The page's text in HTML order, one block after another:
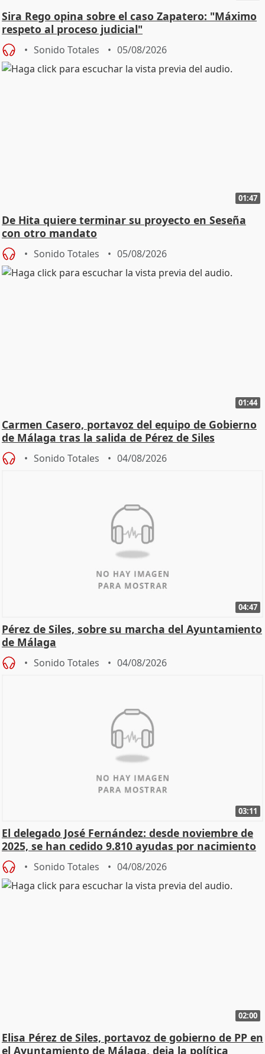
Sira Rego opina sobre el caso Zapatero: "Máximo
respeto al proceso judicial"
Sonido Totales 05/08/2026
01:47
De Hita quiere terminar su proyecto en Seseña
con otro mandato
Sonido Totales 05/08/2026
01:44
Carmen Casero, portavoz del equipo de Gobierno
de Málaga tras la salida de Pérez de Siles
Sonido Totales 04/08/2026
04:47
Pérez de Siles, sobre su marcha del Ayuntamiento
de Málaga
Sonido Totales 04/08/2026
03:11
El delegado José Fernández: desde noviembre de
2025, se han cedido 9.810 ayudas por nacimiento
Sonido Totales 04/08/2026
02:00
Elisa Pérez de Siles, portavoz de gobierno de PP en
el Ayuntamiento de Málaga, deja la política